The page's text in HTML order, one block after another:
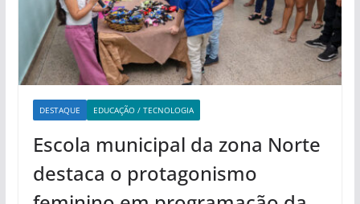
DESTAQUE EDUCAÇÃO / TECNOLOGIA
Escola municipal da zona Norte
destaca o protagonismo